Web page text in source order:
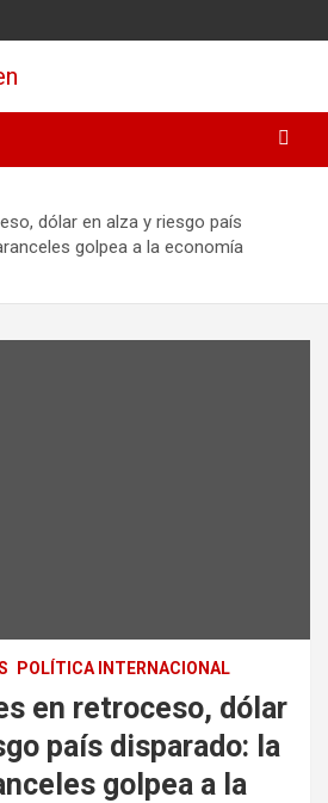
dólar en alza y riesgo país
golpea a la economía
POLÍTICA INTERNACIONAL
en retroceso, dólar
país disparado: la
golpea a la